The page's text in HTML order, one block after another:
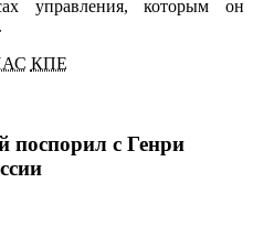
управления, которым он
КПЕ
поспорил с Генри